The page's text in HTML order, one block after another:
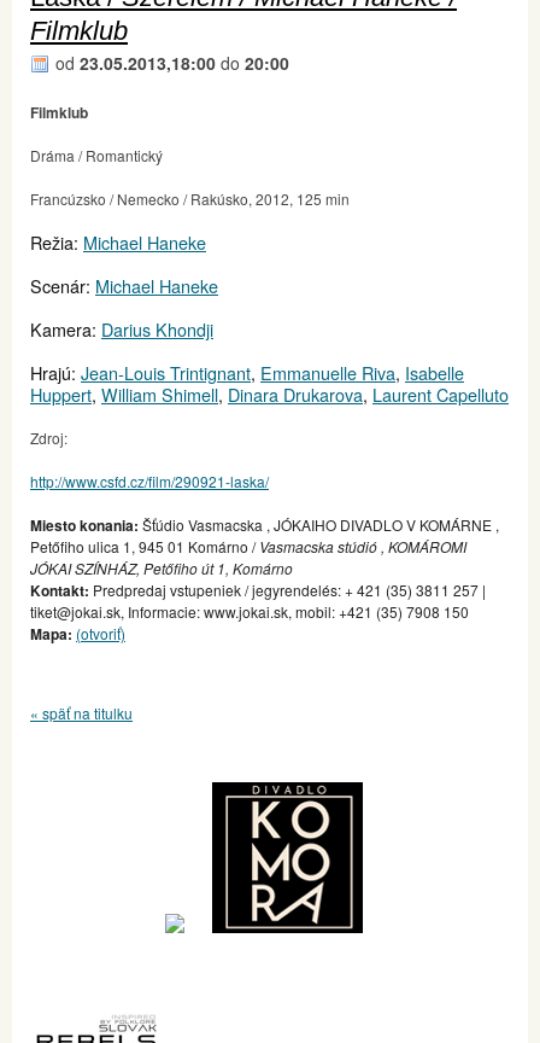
Filmklub
od 23.05.2013,18:00 do 20:00
Filmklub
Dráma / Romantický
Francúzsko / Nemecko / Rakúsko, 2012, 125 min
Režia: Michael Haneke
Scenár: Michael Haneke
Kamera: Darius Khondji
Hrajú: Jean-Louis Trintignant, Emmanuelle Riva, Isabelle
Huppert, William Shimell, Dinara Drukarova, Laurent Capelluto
Zdroj:
http://www.csfd.cz/film/290921-laska/
Miesto konania: Šťúdio Vasmacska , JÓKAIHO DIVADLO V KOMÁRNE ,
Petőfiho ulica 1, 945 01 Komárno /Vasmacska stúdió , KOMÁROMI
JÓKAI SZÍNHÁZ, Petőfiho út 1, Komárno
Kontakt: Predpredaj vstupeniek / jegyrendelés: + 421 (35) 3811 257 |
tiket@jokai.sk, Informacie: www.jokai.sk, mobil: +421 (35) 7908 150
Mapa: (otvoriť)
« späť na titulku